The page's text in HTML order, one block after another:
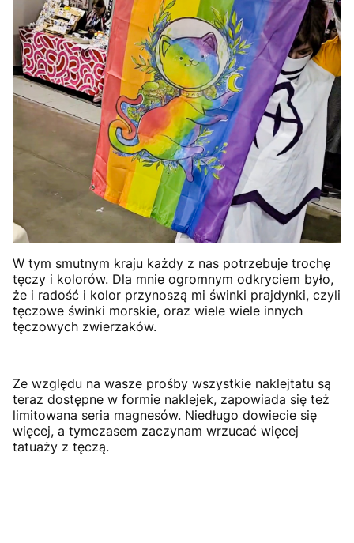
W tym smutnym kraju każdy z nas potrzebuje trochę
tęczy i kolorów. Dla mnie ogromnym odkryciem było,
że i radość i kolor przynoszą mi świnki prajdynki, czyli
tęczowe świnki morskie, oraz wiele wiele innych
tęczowych zwierzaków.
Ze względu na wasze prośby wszystkie naklejtatu są
teraz dostępne w formie naklejek, zapowiada się też
limitowana seria magnesów. Niedługo dowiecie się
więcej, a tymczasem zaczynam wrzucać więcej
tatuaży z tęczą.